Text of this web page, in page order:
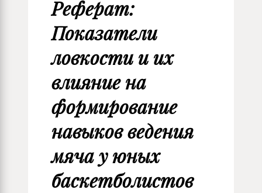
Реферат:
Показатели
ловкости и их
влияние на
формирование
навыков ведения
мяча у юных
баскетболистов